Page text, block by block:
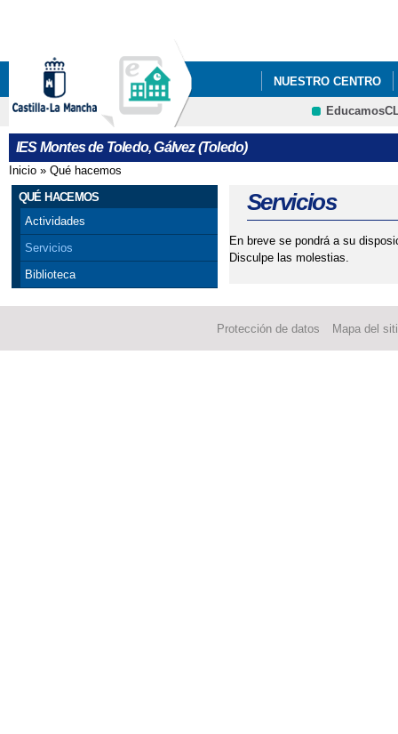
NUESTRO CENTRO
INFÓRMATE
IES Montes de Toledo, Gálvez (Toledo)
Se encuentra usted aquí
Inicio » Qué hacemos
QUÉ HACEMOS
Actividades
Servicios
Biblioteca
Servicios
En breve se pondrá a su
Disculpe las molestias.
Protección de datos Mapa del